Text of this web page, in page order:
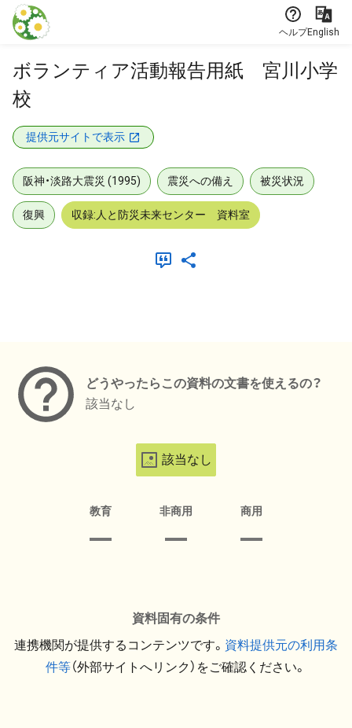
本文に飛ぶ
ヘルプEnglish
ボランティア活動報告用紙 宮川小学
校
提供元サイトで表示
阪神・淡路大震災 (1995) 震災への備え 被災状況
復興 収録:人と防災未来センター 資料室
どうやったらこの資料の文書を使えるの？
該当なし
該当なし
教育 非商用 商用
資料固有の条件
連携機関が提供するコンテンツです。 資料提供元の利用条
件等（外部サイトへリンク）をご確認ください。